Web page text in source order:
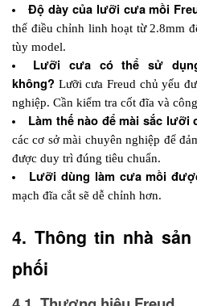
Độ dày của lưỡi cưa mồi
thể điều chỉnh linh hoạt từ 2.8mm
tùy model.
Lưỡi cưa có thể sử
không? Lưỡi cưa Freud chủ yếu
nghiệp. Cần kiểm tra cốt đĩa và
Làm thế nào để mài sắc lưỡi
các cơ sở mài chuyên nghiệp để
được duy trì đúng tiêu chuẩn.
Lưỡi dùng làm cưa mồi
mạch đĩa cắt sẽ dễ chỉnh hơn.
4. Thông tin nhà
phối